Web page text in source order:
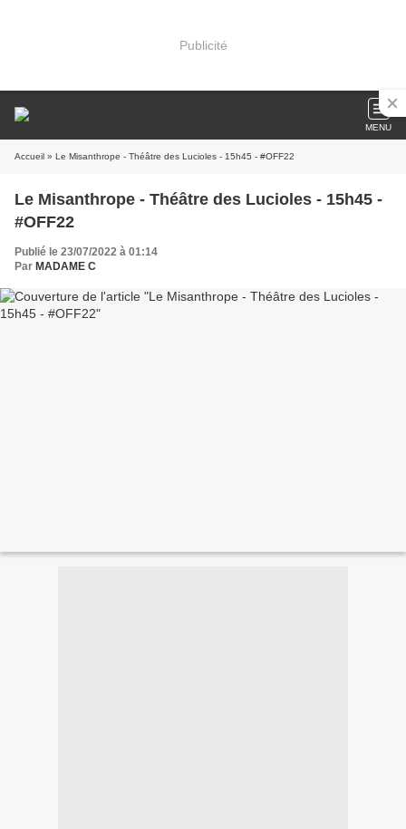
Publicité
MENU
Accueil » Le Misanthrope - Théâtre des Lucioles - 15h45 - #OFF22
Le Misanthrope - Théâtre des Lucioles - 15h45 -
#OFF22
Publié le 23/07/2022 à 01:14
Par MADAME C